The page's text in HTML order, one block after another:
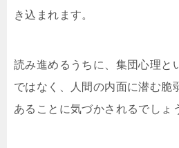
き込まれます。
読み進めるうちに、集団心理と
ではなく、人間の内面に潜む脆
あることに気づかされるでしょ